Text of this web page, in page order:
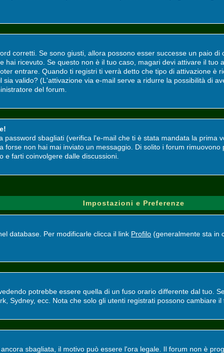
corretti. Se sono giusti, allora possono esser successe un paio di
hai ricevuto. Se questo non è il tuo caso, magari devi attivare il
entrare. Quando ti registri ti verrà detto che tipo di attivazione è
valido? (L'attivazione via e-mail serve a ridurre la possibilità di
del forum.
sbagliati (verifica l'e-mail che ti è stata mandata la
non hai mai inviato un messaggio. Di solito i forum
e farti coinvolgere dalle discussioni.
Impostazioni e Preferenze
database. Per modificarle clicca il link Profilo (generalmente sta in
potrebbe essere quella di un fuso orario differente dal tuo.
Sydney, ecc. Nota che solo gli utenti registrati possono cambiare
sbagliata, il motivo può essere l'ora legale. Il forum non è